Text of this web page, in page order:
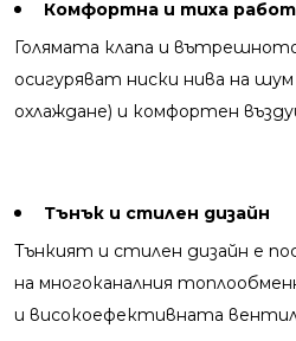
Комфортна и тиха
Голямата клапа и
осигуряват ниски нива на
охлаждане) и комфортен
Тънък и стилен дизайн
Тънкият и стилен дизайн е
на многоканалния
и високоефективната